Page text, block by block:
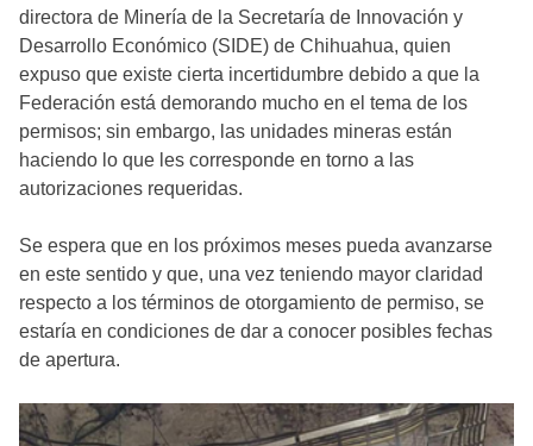
directora de Minería de la Secretaría de Innovación y
Desarrollo Económico (SIDE) de Chihuahua, quien
expuso que existe cierta incertidumbre debido a que la
Federación está demorando mucho en el tema de los
permisos; sin embargo, las unidades mineras están
haciendo lo que les corresponde en torno a las
autorizaciones requeridas.
Se espera que en los próximos meses pueda avanzarse
en este sentido y que, una vez teniendo mayor claridad
respecto a los términos de otorgamiento de permiso, se
estaría en condiciones de dar a conocer posibles fechas
de apertura.